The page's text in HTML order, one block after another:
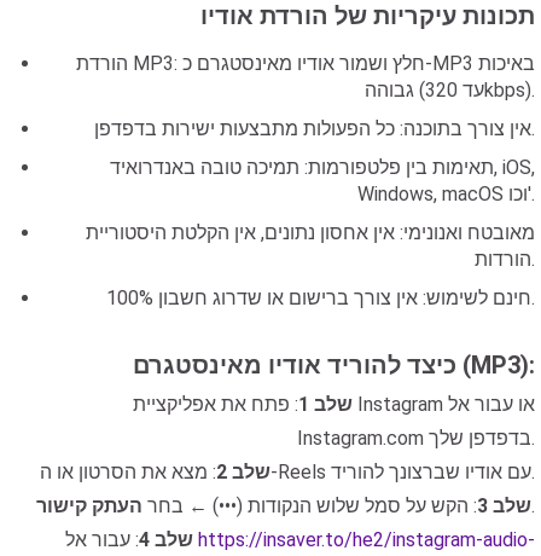
תכונות עיקריות של הורדת אודיו
הורדת MP3: חלץ ושמור אודיו מאינסטגרם כ-MP3 באיכות
גבוהה (עד 320kbps).
אין צורך בתוכנה: כל הפעולות מתבצעות ישירות בדפדפן.
תאימות בין פלטפורמות: תמיכה טובה באנדרואיד, iOS,
Windows, macOS וכו'.
מאובטח ואנונימי: אין אחסון נתונים, אין הקלטת היסטוריית
הורדות.
100% חינם לשימוש: אין צורך ברישום או שדרוג חשבון.
כיצד להוריד אודיו מאינסטגרם (MP3):
שלב 1
: פתח את אפליקציית Instagram או עבור אל
Instagram.com בדפדפן שלך.
שלב 2
: מצא את הסרטון או ה-Reels עם אודיו שברצונך להוריד.
שלב 3
: הקש על סמל שלוש הנקודות (•••) ← בחר העתק קישור
.
שלב 4 https://insaver.to/he2/instagram-audio-